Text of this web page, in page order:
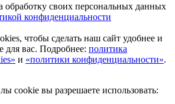
обработку своих персональных данных
конфиденциальности
чтобы сделать наш сайт удобнее и
для вас. Подробнее: политика
и «политики конфиденциальности».
cookie вы разрешаете использовать: